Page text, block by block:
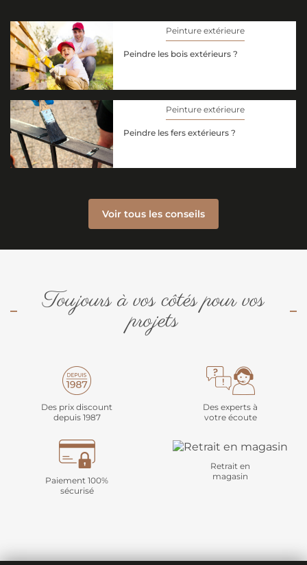
Peinture extérieure
Peindre les bois extérieurs ?
Peinture extérieure
Peindre les fers extérieurs ?
Voir tous les conseils
Toujours à vos côtés pour vos
projets
Des prix discount
depuis 1987
Des experts à
votre écoute
Paiement 100%
sécurisé
Retrait en
magasin